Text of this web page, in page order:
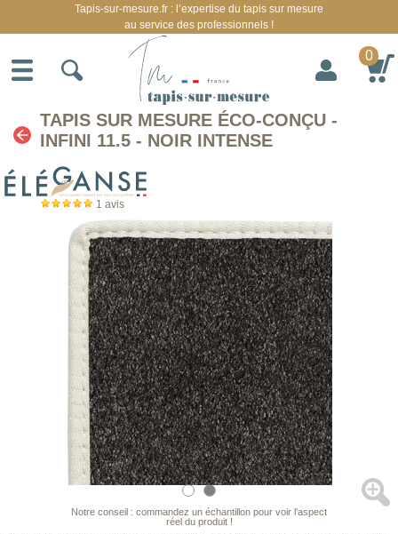
TAPIS SUR MESURE ÉCO-CONÇU -
INFINI 11.5 - NOIR INTENSE
1 avis
Notre conseil : commandez un échantillon pour voir l’aspect
réel du produit !
Tapis-sur-mesure.fr : l’expertise du tapis sur mesure
au service des professionnels !
0